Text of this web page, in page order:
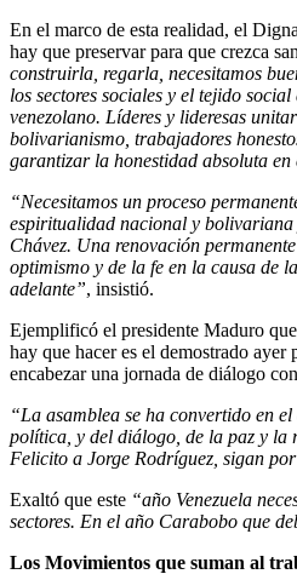
En el marco de esta realidad, el
hay que preservar para que crezca
construirla, regarla, necesitamos
los sectores sociales y el tejido
venezolano. Líderes y lideresas
bolivarianismo, trabajadores
garantizar la honestidad absoluta en
“Necesitamos un proceso
espiritualidad nacional y bolivariana
Chávez. Una renovación
optimismo y de la fe en la causa de
adelante”, insistió.
Ejemplificó el presidente Maduro
hay que hacer es el demostrado
encabezar una jornada de diálogo
“La asamblea se ha convertido en
política, y del diálogo, de la paz y la
Felicito a Jorge Rodríguez, sigan
Exaltó que este “año Venezuela
sectores. En el año Carabobo que
Los Movimientos que suman al